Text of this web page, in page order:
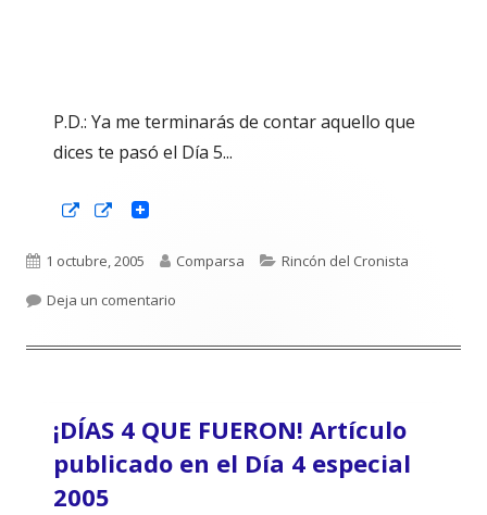
P.D.: Ya me terminarás de contar aquello que
dices te pasó el Día 5...
Abrir
ventana
Abrir
ventana
Publicado
el
1 octubre, 2005 Autor
Comparsa Categorías
Rincón del Cronista
Deja un comentario
¡DÍAS 4 QUE FUERON! Artículo
publicado en el Día 4 especial
2005